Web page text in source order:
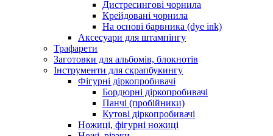
Дистресингові чорнила
Крейдовані чорнила
На основі барвника (dye ink)
Аксесуари для штампінгу
Трафарети
Заготовки для альбомів, блокнотів
Інструменти для скрапбукингу
Фігурні діркопробивачі
Бордюрні діркопробивачі
Панчі (пробійники)
Кутові діркопробивачі
Ножиці, фігурні ножиці